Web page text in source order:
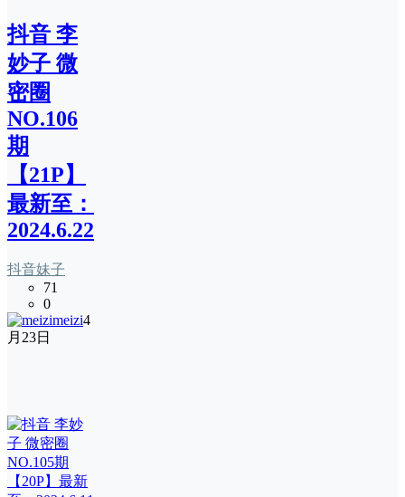
抖音 李
妙子 微
密圈
NO.106
期
【21P】
最新至：
2024.6.22
抖音妹子
71
0
meizi4
月23日